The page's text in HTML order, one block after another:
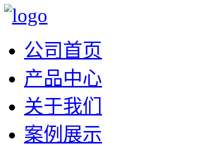
公司首页
产品中心
关于我们
案例展示